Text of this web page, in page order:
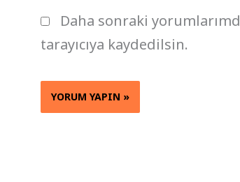
Daha sonraki
tarayıcıya kaydedilsin.